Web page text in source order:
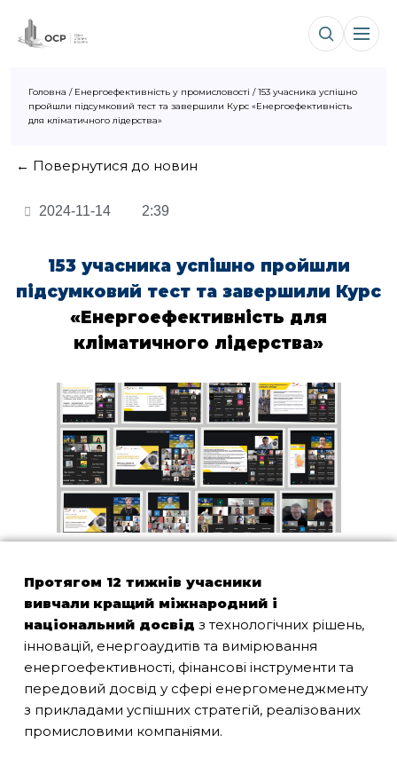
Головна / Енергоефективність у промисловості /153 учасника успішно
пройшли підсумковий тест та завершили Курс «Енергоефективність
для кліматичного лідерства»
← Повернутися до новин
2024-11-14 2:39
153 учасника успішно пройшли
підсумковий тест та завершили Курс
«Енергоефективність для
кліматичного лідерства»
Протягом 12 тижнів учасники
вивчали кращий міжнародний і
національний досвід з технологічних рішень,
інновацій, енергоаудитів та вимірювання
енергоефективності, фінансові інструменти та
передовий досвід у сфері енергоменеджменту
з прикладами успішних стратегій, реалізованих
промисловими компаніями.